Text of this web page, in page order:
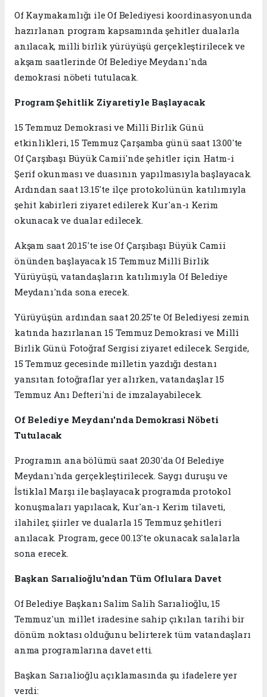
Of Kaymakamlığı ile Of Belediyesi koordinasyonunda
hazırlanan program kapsamında şehitler dualarla
anılacak, milli birlik yürüyüşü gerçekleştirilecek ve
akşam saatlerinde Of Belediye Meydanı'nda
demokrasi nöbeti tutulacak.
Program Şehitlik Ziyaretiyle Başlayacak
15 Temmuz Demokrasi ve Millî Birlik Günü
etkinlikleri, 15 Temmuz Çarşamba günü saat 13.00'te
Of Çarşıbaşı Büyük Camii'nde şehitler için Hatm-i
Şerif okunması ve duasının yapılmasıyla başlayacak.
Ardından saat 13.15'te ilçe protokolünün katılımıyla
şehit kabirleri ziyaret edilerek Kur'an-ı Kerim
okunacak ve dualar edilecek.
Akşam saat 20.15'te ise Of Çarşıbaşı Büyük Camii
önünden başlayacak 15 Temmuz Millî Birlik
Yürüyüşü, vatandaşların katılımıyla Of Belediye
Meydanı'nda sona erecek.
Yürüyüşün ardından saat 20.25'te Of Belediyesi zemin
katında hazırlanan 15 Temmuz Demokrasi ve Millî
Birlik Günü Fotoğraf Sergisi ziyaret edilecek. Sergide,
15 Temmuz gecesinde milletin yazdığı destanı
yansıtan fotoğraflar yer alırken, vatandaşlar 15
Temmuz Anı Defteri'ni de imzalayabilecek.
Of Belediye Meydanı'nda Demokrasi Nöbeti
Tutulacak
Programın ana bölümü saat 20.30'da Of Belediye
Meydanı'nda gerçekleştirilecek. Saygı duruşu ve
İstiklal Marşı ile başlayacak programda protokol
konuşmaları yapılacak, Kur'an-ı Kerim tilaveti,
ilahiler, şiirler ve dualarla 15 Temmuz şehitleri
anılacak. Program, gece 00.13'te okunacak salalarla
sona erecek.
Başkan Sarıalioğlu'ndan Tüm Oflulara Davet
Of Belediye Başkanı Salim Salih Sarıalioğlu, 15
Temmuz'un millet iradesine sahip çıkılan tarihi bir
dönüm noktası olduğunu belirterek tüm vatandaşları
anma programlarına davet etti.
Başkan Sarıalioğlu açıklamasında şu ifadelere yer
verdi: